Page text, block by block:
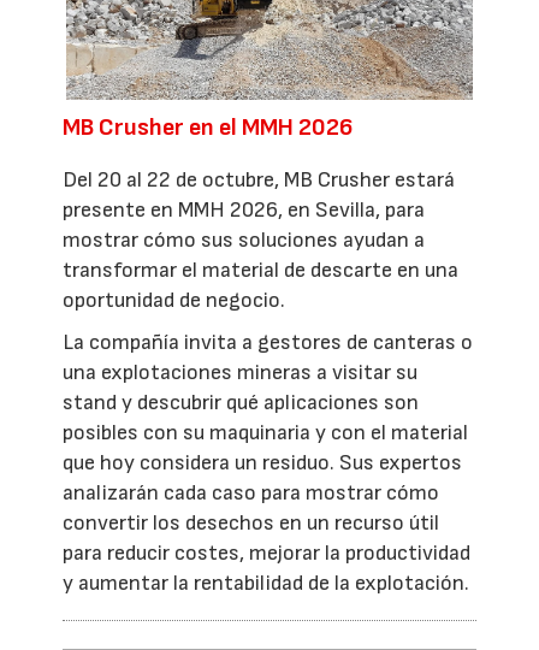
MB Crusher en el MMH 2026
Del 20 al 22 de octubre, MB Crusher estará
presente en MMH 2026, en Sevilla, para
mostrar cómo sus soluciones ayudan a
transformar el material de descarte en una
oportunidad de negocio.
La compañía invita a gestores de canteras o
una explotaciones mineras a visitar su
stand y descubrir qué aplicaciones son
posibles con su maquinaria y con el material
que hoy considera un residuo. Sus expertos
analizarán cada caso para mostrar cómo
convertir los desechos en un recurso útil
para reducir costes, mejorar la productividad
y aumentar la rentabilidad de la explotación.